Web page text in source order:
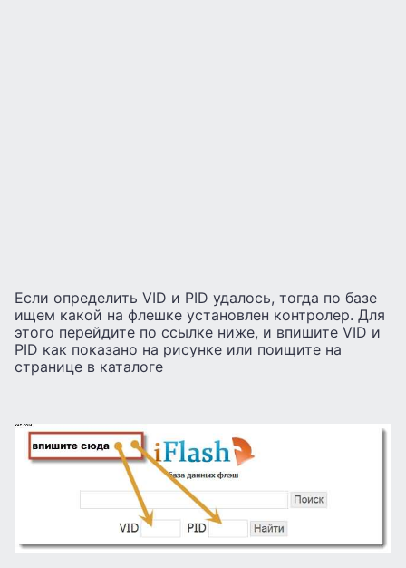
Если определить VID и PID удалось, тогда по базе
ищем какой на флешке установлен контролер. Для
этого перейдите по ссылке ниже, и впишите VID и
PID как показано на рисунке или поищите на
странице в каталоге